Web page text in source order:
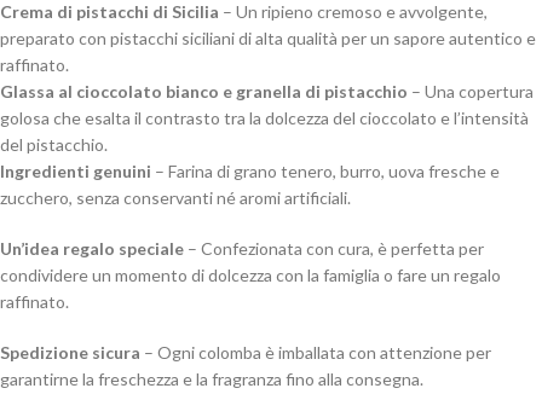
Crema di pistacchi di Sicilia – Un ripieno cremoso e avvolgente,
preparato con pistacchi siciliani di alta qualità per un sapore autentico e
raffinato.
Glassa al cioccolato bianco e granella di pistacchio – Una copertura
golosa che esalta il contrasto tra la dolcezza del cioccolato e l’intensità
del pistacchio.
Ingredienti genuini – Farina di grano tenero, burro, uova fresche e
zucchero, senza conservanti né aromi artificiali.
Un’idea regalo speciale – Confezionata con cura, è perfetta per
condividere un momento di dolcezza con la famiglia o fare un regalo
raffinato.
Spedizione sicura – Ogni colomba è imballata con attenzione per
garantirne la freschezza e la fragranza fino alla consegna.